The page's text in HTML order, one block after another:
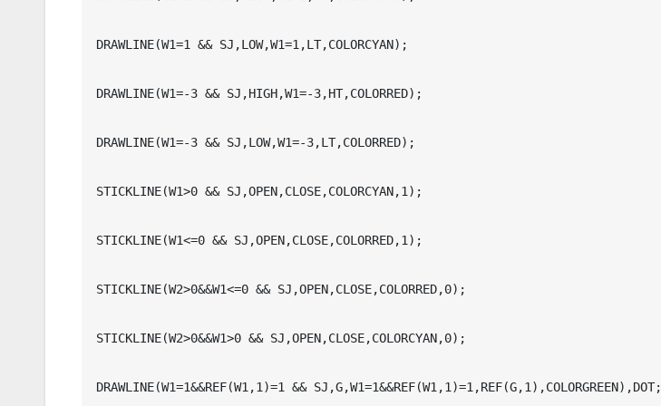
DRAWLINE(W1=1 && SJ,LOW,W1=1,LT,COLORCYAN);
DRAWLINE(W1=-3 && SJ,HIGH,W1=-3,HT,COLORRED);
DRAWLINE(W1=-3 && SJ,LOW,W1=-3,LT,COLORRED);
STICKLINE(W1>0 && SJ,OPEN,CLOSE,COLORCYAN,1);
STICKLINE(W1<=0 && SJ,OPEN,CLOSE,COLORRED,1);
STICKLINE(W2>0&&W1<=0 && SJ,OPEN,CLOSE,COLORRED,0);
STICKLINE(W2>0&&W1>0 && SJ,OPEN,CLOSE,COLORCYAN,0);
DRAWLINE(W1=1&&REF(W1,1)=1 && SJ,G,W1=1&&REF(W1,1)=1,REF(G,1),COLORGREEN),DOT;